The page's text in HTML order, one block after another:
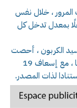
إثر حوادث المرور ، خلال نفس
بلغ إجمالي تدخلاتها ، 2630 تدخلًا بمعدل تدخل كل
الكربون ، أحصت
المصالح نفسها حالة وفاة ، خلال الفترة نفسها ، مع إسعاف 19